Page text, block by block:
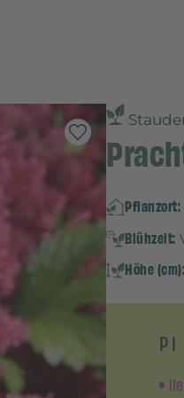
Pflanzort:
Blühzeit:
Höhe (cm):
P 1